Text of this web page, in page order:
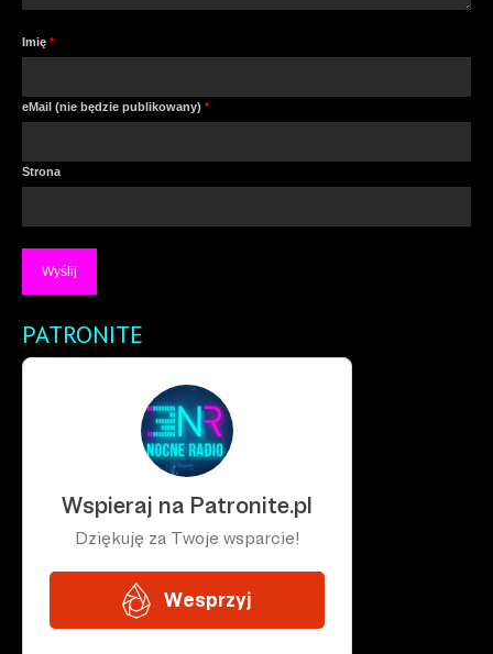
Imię *
eMail (nie będzie publikowany) *
Strona
PATRONITE